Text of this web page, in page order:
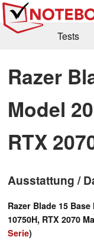
Tests
Kaufberatung
Forum
Razer
Model
RTX
Ausstattung /
Razer Blade 15
10750H, RTX 2070
Serie)